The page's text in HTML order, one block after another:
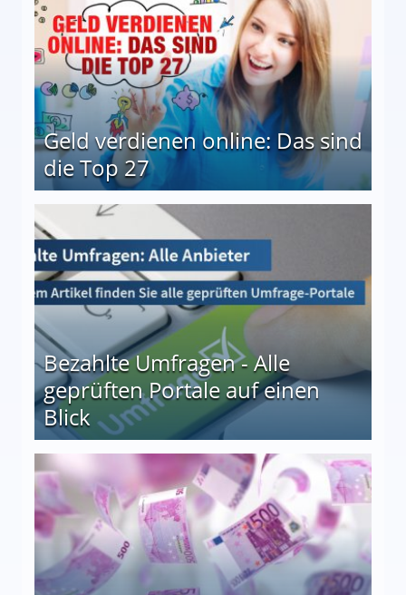
Geld verdienen online: Das sind
die Top 27
Bezahlte Umfragen - Alle
geprüften Portale auf einen
Blick
auf einen Blick